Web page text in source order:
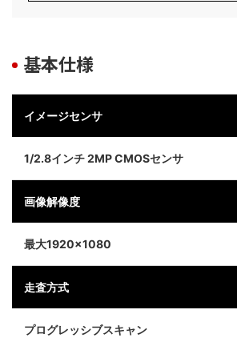
基本仕様
イメージセンサ
1/2.8インチ 2MP CMOSセンサ
画像解像度
最大1920×1080
走査方式
プログレッシブスキャン